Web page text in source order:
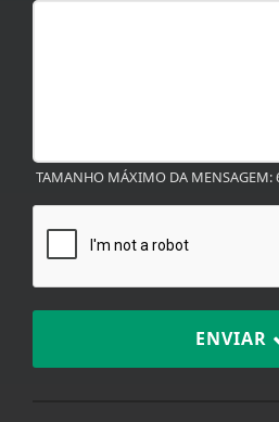
TAMANHO MÁXIMO DA MENSAGEM:
ENVIAR